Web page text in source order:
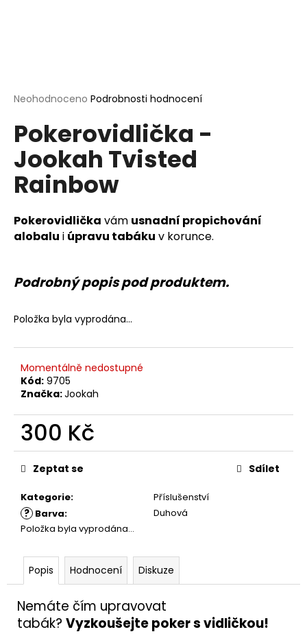
Průměrné
produktu
je
0,0
z
5
hvězdiček.
Neohodnoceno Podrobnosti hodnocení
Pokerovidlička -
Jookah Tvisted
Rainbow
Pokerovidlička vám usnadní propichování
alobalu i úpravu tabáku v korunce.
Podrobný popis pod produktem.
Položka byla vyprodána…
Momentálně nedostupné
Kód: 9705
Značka:Jookah
300 Kč
Měrná
cena:
Kategorie: Příslušenství
? Barva:
Duhová
Položka byla vyprodána…
Zeptat se Sdílet
Popis Hodnocení Diskuze
Nemáte čím upravovat
tabák? Vyzkoušejte poker s vidličkou!
HLEDAT
D
o
r
u
m
e